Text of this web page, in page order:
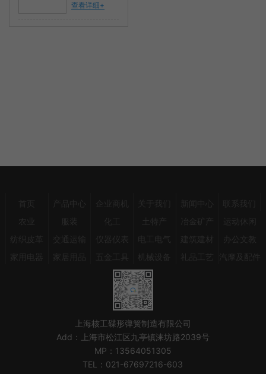
查看详细+
农业
服装
运动休闲
纺织皮革
交通运输 仪器仪表 建筑建材
家用电器
家居用品 汽摩及配件
上海核工碟形弹簧制造有限公司
Add：
上海市松江区九亭镇涞坊路2039号
MP： 13564051305
TEL： 021-67697216-603